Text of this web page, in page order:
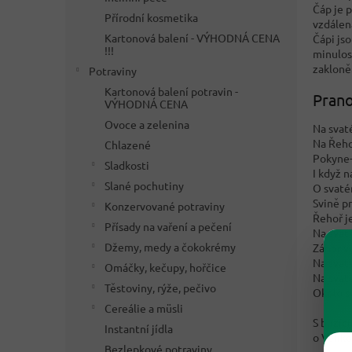
Přírodní kosmetika
Kartonová balení - VÝHODNÁ CENA
!!!
Potraviny
Kartonová balení potravin -
VÝHODNÁ CENA
Ovoce a zelenina
Chlazené
Sladkosti
Slané pochutiny
Konzervované potraviny
Přísady na vaření a pečení
Džemy, medy a čokokrémy
Omáčky, kečupy, hořčice
Těstoviny, rýže, pečivo
Cereálie a müsli
Instantní jídla
Bezlepkové potraviny
Čáp je
Čápi
Na
Na
I když
O
Svině
Řehoř
Na
Záhoř
Na
Na
Okolo
S
o